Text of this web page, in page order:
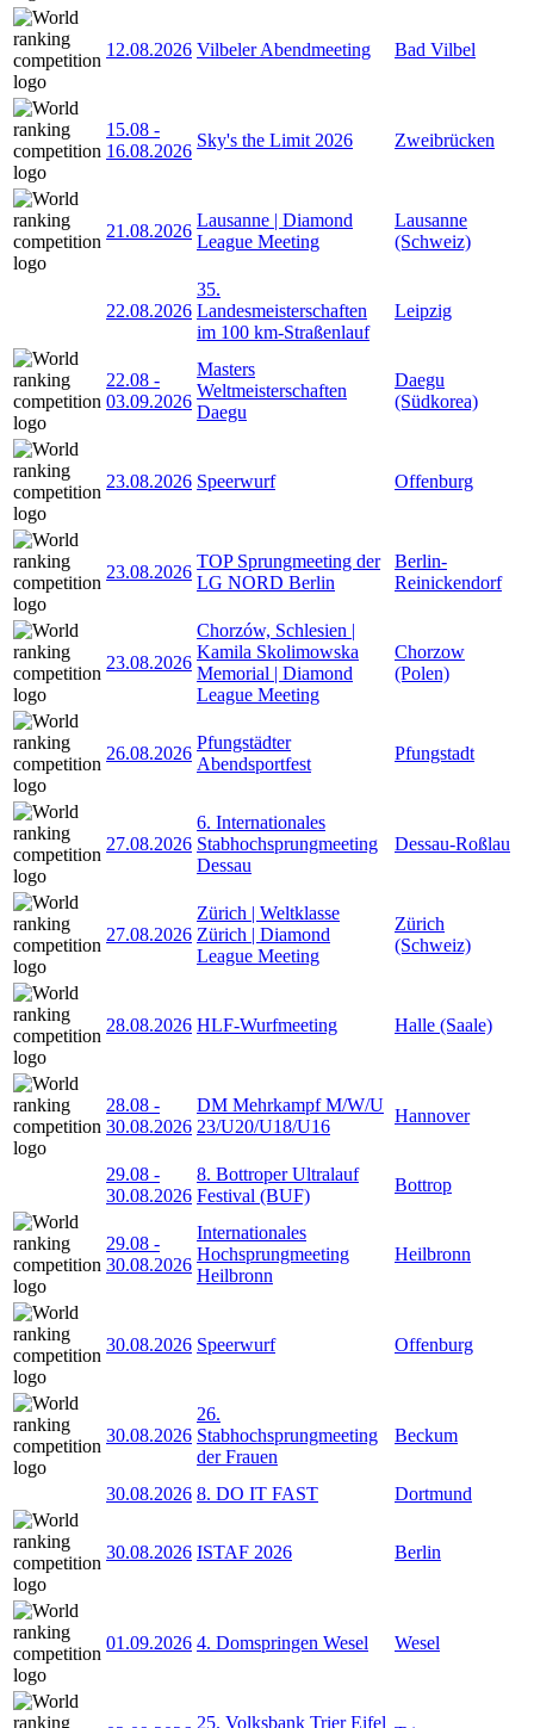
12.08.2026 Vilbeler Abendmeeting Bad Vilbel
15.08 -
16.08.2026
Sky's the Limit 2026 Zweibrücken
21.08.2026
Lausanne | Diamond
League Meeting
Lausanne
(Schweiz)
22.08.2026
35.
Landesmeisterschaften
im 100 km-Straßenlauf
Leipzig
22.08 -
03.09.2026
Masters
Weltmeisterschaften
Daegu
Daegu
(Südkorea)
23.08.2026 Speerwurf Offenburg
23.08.2026
TOP Sprungmeeting der
LG NORD Berlin
Berlin-
Reinickendorf
23.08.2026
Chorzów, Schlesien |
Kamila Skolimowska
Memorial | Diamond
League Meeting
Chorzow
(Polen)
26.08.2026
Pfungstädter
Abendsportfest
Pfungstadt
27.08.2026
6. Internationales
Stabhochsprungmeeting
Dessau
Dessau-Roßlau
27.08.2026
Zürich | Weltklasse
Zürich | Diamond
League Meeting
Zürich
(Schweiz)
28.08.2026 HLF-Wurfmeeting Halle (Saale)
28.08 -
30.08.2026
DM Mehrkampf M/W/U
23/U20/U18/U16
Hannover
29.08 -
30.08.2026
8. Bottroper Ultralauf
Festival (BUF)
Bottrop
29.08 -
30.08.2026
Internationales
Hochsprungmeeting
Heilbronn
Heilbronn
30.08.2026 Speerwurf Offenburg
30.08.2026
26.
Stabhochsprungmeeting
der Frauen
Beckum
30.08.2026 8. DO IT FAST Dortmund
30.08.2026 ISTAF 2026 Berlin
01.09.2026 4. Domspringen Wesel Wesel
25. Volksbank Trier Eifel